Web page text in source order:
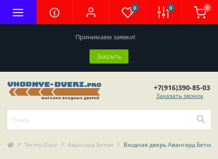
Принимаем заявки!
Закрыть
0 0 0
+7(916)390-85-03
Заказать звонок
Termo-Door Авангард Бетон Входная дверь Авангард Бетон